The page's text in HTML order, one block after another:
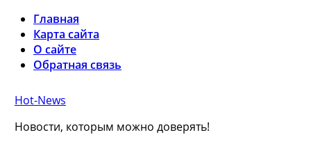
Главная
Карта сайта
О сайте
Обратная связь
Hot-News
Новости, которым можно доверять!